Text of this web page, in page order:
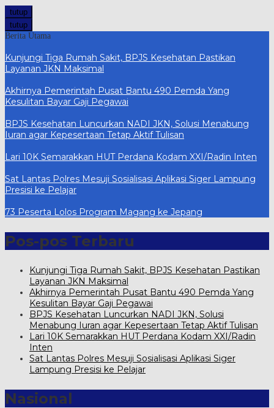
tutup
tutup
Berita Utama
Kunjungi Tiga Rumah Sakit, BPJS Kesehatan Pastikan
Layanan JKN Maksimal
Akhirnya Pemerintah Pusat Bantu 490 Pemda Yang
Kesulitan Bayar Gaji Pegawai
BPJS Kesehatan Luncurkan NADI JKN, Solusi Menabung
Iuran agar Kepesertaan Tetap Aktif Tulisan
Lari 10K Semarakkan HUT Perdana Kodam XXI/Radin Inten
Sat Lantas Polres Mesuji Sosialisasi Aplikasi Siger Lampung
Presisi ke Pelajar
73 Peserta Lolos Program Magang ke Jepang
Pos-pos Terbaru
Kunjungi Tiga Rumah Sakit, BPJS Kesehatan Pastikan
Layanan JKN Maksimal
Akhirnya Pemerintah Pusat Bantu 490 Pemda Yang
Kesulitan Bayar Gaji Pegawai
BPJS Kesehatan Luncurkan NADI JKN, Solusi
Menabung Iuran agar Kepesertaan Tetap Aktif Tulisan
Lari 10K Semarakkan HUT Perdana Kodam XXI/Radin
Inten
Sat Lantas Polres Mesuji Sosialisasi Aplikasi Siger
Lampung Presisi ke Pelajar
Nasional